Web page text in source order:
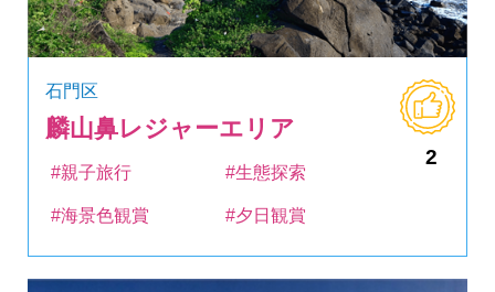
石門区
麟山鼻レジャーエリア
2
#親子旅行 #生態探索
#海景色観賞 #夕日観賞